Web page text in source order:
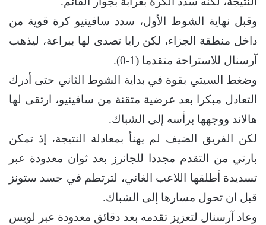
وقبل نهاية الشوط الأول، سدد سافينيو كرة قوية من
داخل منطقة الجزاء، لكن رايا تصدى لها ببراعة، ليذهب
آرسنال للاستراحة متقدما (1-0).
وضغط السيتي بقوة في بداية الشوط الثاني حتى أدرك
التعادل مبكرا بعد عرضية متقنة من سافينيو، ارتقى لها
هالاند ووجهها برأسه إلى الشباك.
لكن الفريق الضيف لم يهنأ بمعادلة النتيجة، إذ تمكن
بارتي من التقدم مجددا للجانرز بعد ثوان معدودة عبر
تسديدة أطلقها اللاعب الغاني، لترتطم في جسد ستونز
قبل ان تحول مسارها إلى الشباك.
وعاد آرسنال لتعزيز تقدمه بعد دقائق معدودة عبر لويس